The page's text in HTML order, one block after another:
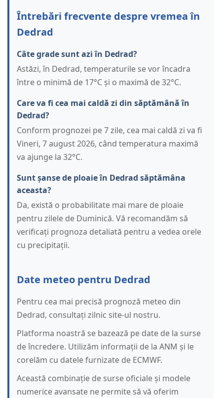
Întrebări frecvente despre vremea în
Dedrad
Câte grade sunt azi în Dedrad?
Astăzi, în Dedrad, temperaturile se vor încadra
între o minimă de 17°C și o maximă de 32°C.
Care va fi cea mai caldă zi din săptămână în
Dedrad?
Conform prognozei pe 7 zile, cea mai caldă zi va fi
Vineri, 7 august 2026, când temperatura maximă
va ajunge la 32°C.
Sunt șanse de ploaie în Dedrad săptămâna
aceasta?
Da, există o probabilitate mai mare de ploaie
pentru zilele de Duminică. Vă recomandăm să
verificați prognoza detaliată pentru a vedea orele
cu precipitații.
Date meteo pentru Dedrad
Pentru cea mai precisă prognoză meteo din
Dedrad, consultați zilnic site-ul nostru.
Platforma noastră se bazează pe date de la surse
de încredere. Utilizăm informații de la ANM și le
corelăm cu datele furnizate de ECMWF.
Această combinație de surse oficiale și modele
numerice avansate ne permite să vă oferim